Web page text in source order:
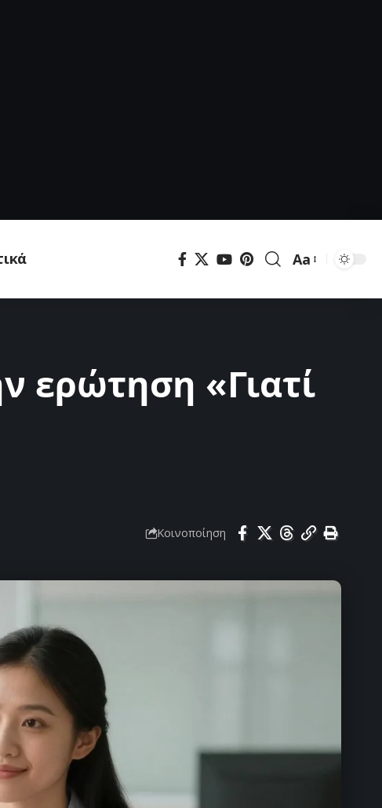
Μεγέθυνση
Aa
ερώτηση «Γιατί
Κοινοποίηση